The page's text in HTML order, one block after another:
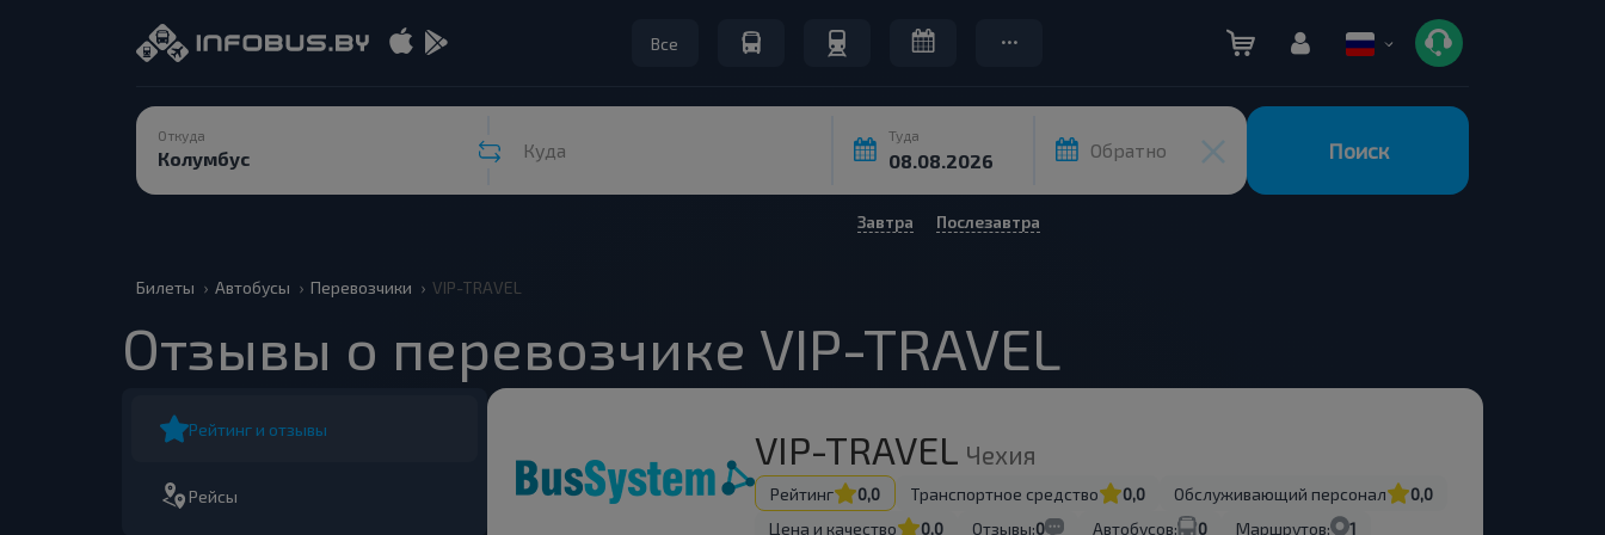
Все
Откуда
Куда
Туда
Обратно Поиск
Завтра Послезавтра
Билеты Автобусы Перевозчики VIP-TRAVEL
Отзывы о перевозчике VIP-TRAVEL
Рейтинг и отзывы
Рейсы
VIP-TRAVEL Чехия
Рейтинг 0,0 Транспортное средство 0,0 Обслуживающий персонал
0,0
Цена и качество
0,0 Отзывы:0 Автобусов: 0 Маршрутов: 1